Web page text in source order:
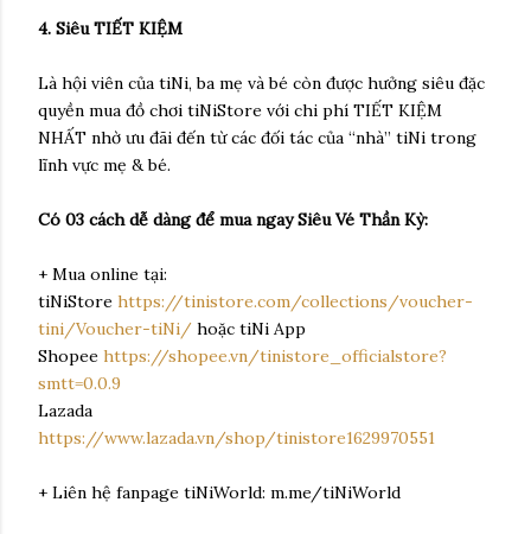
4. Siêu TIẾT KIỆM
Là hội viên của tiNi, ba mẹ và bé còn được hưởng siêu đặc
quyền mua đồ chơi tiNiStore với chi phí TIẾT KIỆM
NHẤT nhờ ưu đãi đến từ các đối tác của “nhà” tiNi trong
lĩnh vực mẹ & bé.
Có 03 cách dễ dàng để mua ngay Siêu Vé Thần Kỳ:
+ Mua online tại:
tiNiStore https://tinistore.com/collections/voucher-
tini/Voucher-tiNi/ hoặc tiNi App
Shopee https://shopee.vn/tinistore_officialstore?
smtt=0.0.9
Lazada
https://www.lazada.vn/shop/tinistore1629970551
+ Liên hệ fanpage tiNiWorld: m.me/tiNiWorld